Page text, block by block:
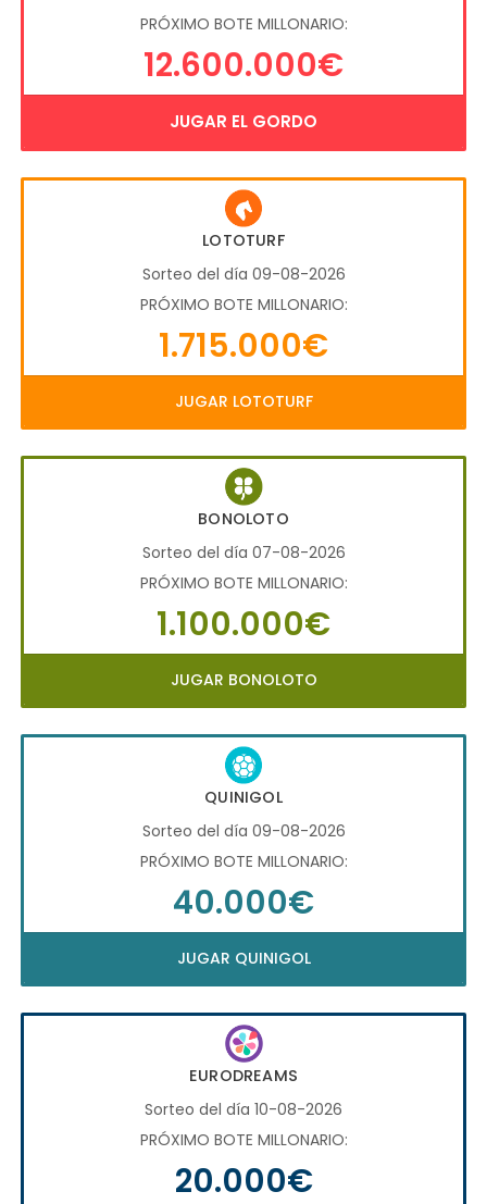
PRÓXIMO BOTE MILLONARIO:
12.600.000€
JUGAR EL GORDO
LOTOTURF
Sorteo del día 09-08-2026
PRÓXIMO BOTE MILLONARIO:
1.715.000€
JUGAR LOTOTURF
BONOLOTO
Sorteo del día 07-08-2026
PRÓXIMO BOTE MILLONARIO:
1.100.000€
JUGAR BONOLOTO
QUINIGOL
Sorteo del día 09-08-2026
PRÓXIMO BOTE MILLONARIO:
40.000€
JUGAR QUINIGOL
EURODREAMS
Sorteo del día 10-08-2026
PRÓXIMO BOTE MILLONARIO:
20.000€